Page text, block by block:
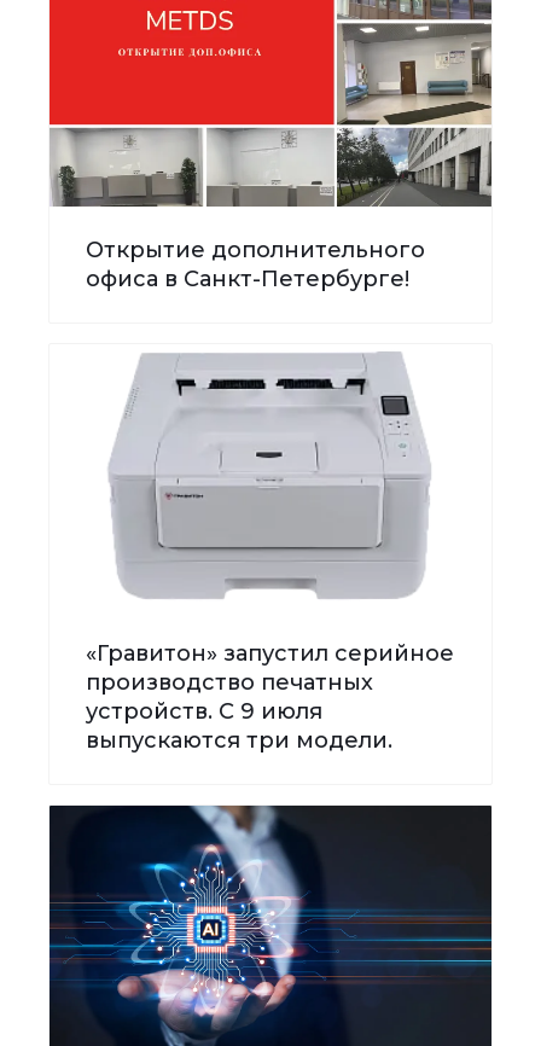
Открытие дополнительного
офиса в Санкт-Петербурге!
«Гравитон» запустил серийное
производство печатных
устройств. С 9 июля
выпускаются три модели.